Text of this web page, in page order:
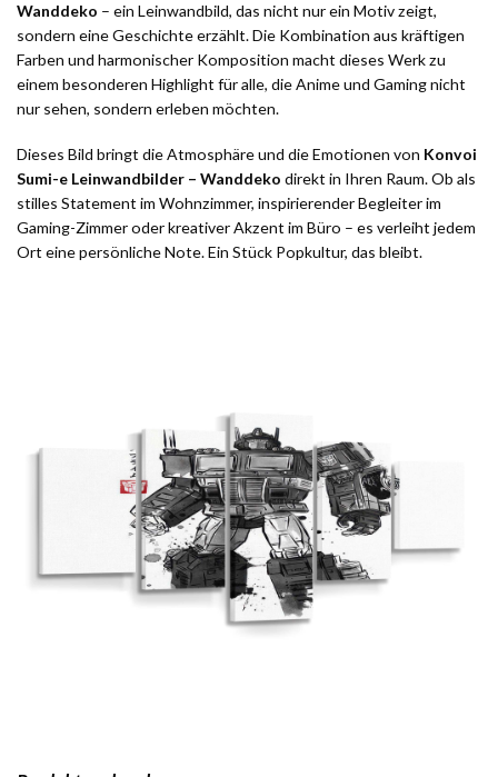
Wanddeko – ein Leinwandbild, das nicht nur ein Motiv zeigt,
sondern eine Geschichte erzählt. Die Kombination aus kräftigen
Farben und harmonischer Komposition macht dieses Werk zu
einem besonderen Highlight für alle, die Anime und Gaming nicht
nur sehen, sondern erleben möchten.
Dieses Bild bringt die Atmosphäre und die Emotionen von Konvoi
Sumi-e Leinwandbilder – Wanddeko direkt in Ihren Raum. Ob als
stilles Statement im Wohnzimmer, inspirierender Begleiter im
Gaming-Zimmer oder kreativer Akzent im Büro – es verleiht jedem
Ort eine persönliche Note. Ein Stück Popkultur, das bleibt.